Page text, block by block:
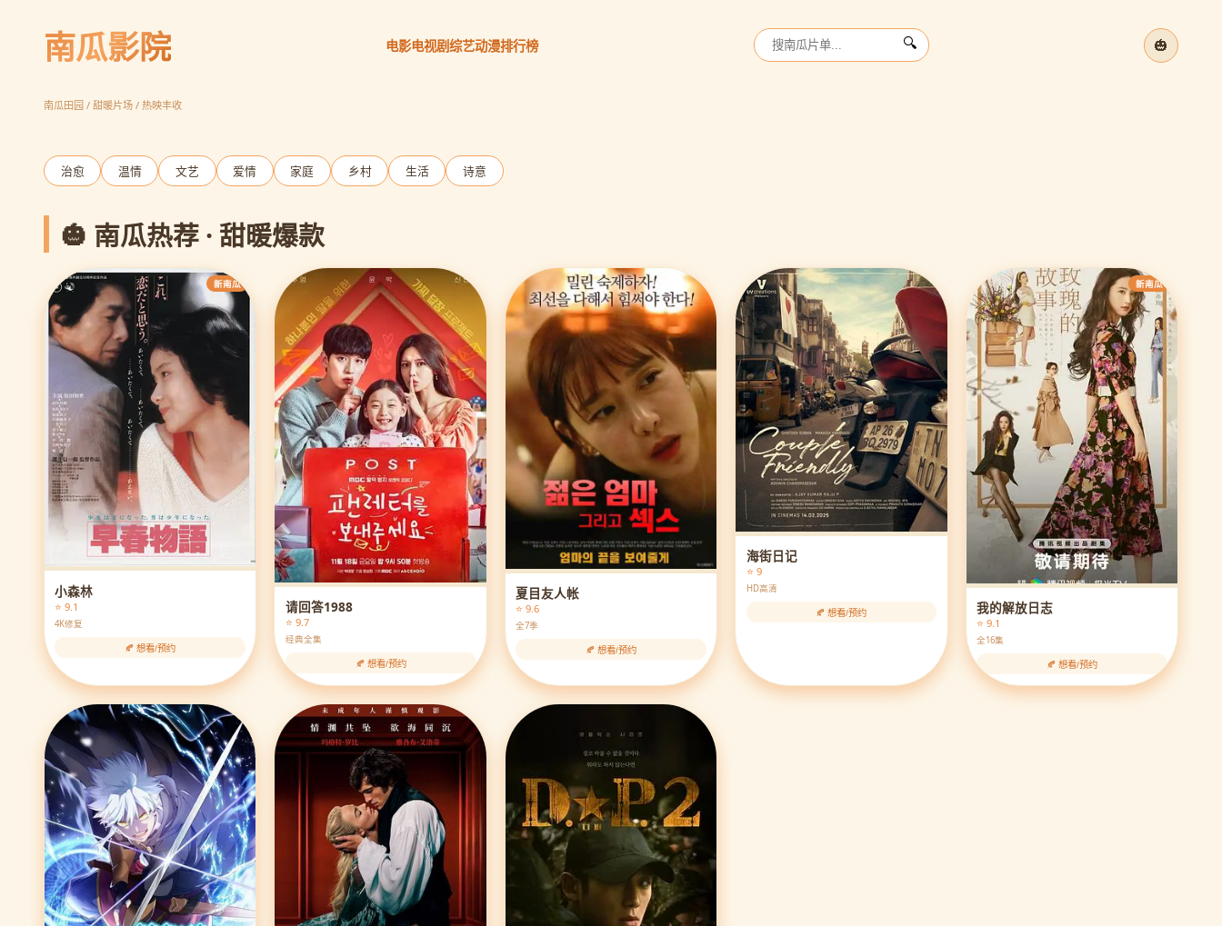
南瓜影院 电影电视剧综艺动漫排行榜 🔍 🎃
南瓜田园 / 甜暖片场 / 热映丰收
请回答1988
治愈 温情 文艺 爱情 家庭 乡村 生活 诗意
🎃 南瓜热荐 · 甜暖爆款
新南瓜
小森林
⭐ 9.1
4K修复
🍂 想看/预约
请回答1988
⭐ 9.7
经典全集
🍂 想看/预约
夏目友人帐
⭐ 9.6
全7季
🍂 想看/预约
海街日记
⭐ 9
HD高清
🍂 想看/预约
新南瓜
我的解放日志
⭐ 9.1
全16集
🍂 想看/预约